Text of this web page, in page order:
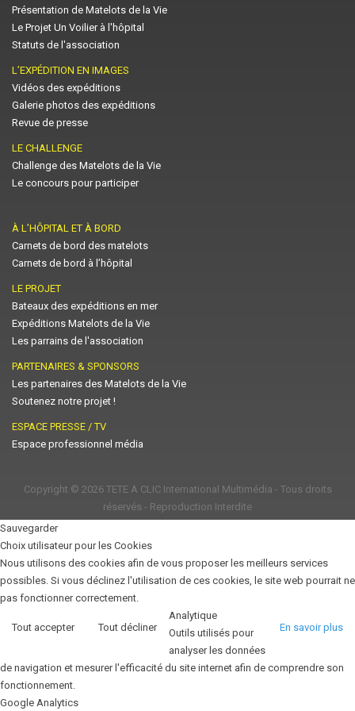
Présentation de Matelots de la Vie
Le Projet Un Voilier à l'hôpital
Statuts de l'association
L’EXPÉDITION EN IMAGES
Vidéos des expéditions
Galerie photos des expéditions
Revue de presse
LE CHALLENGE
Challenge des Matelots de la Vie
Le concours pour participer
À L’HÔPITAL ET À BORD
Carnets de bord des matelots
Carnets de bord à l’hôpital
LE PROJET
Bateaux des expéditions en mer
Expéditions Matelots de la Vie
Les parrains de l'association
PARTENAIRES & SPONSORS
Les partenaires des Matelots de la Vie
Soutenez notre projet !
ESPACE PRESSE / TV
Espace professionnel média
Copyright © 2026 TETE A CLIC International Multimédia - Tous droits
réservés - Reproduction Interdite
Sauvegarder
Choix utilisateur pour les Cookies
Nous utilisons des cookies afin de vous proposer les meilleurs services
possibles. Si vous déclinez l'utilisation de ces cookies, le site web pourrait ne
pas fonctionner correctement.
Tout accepter Tout décliner En savoir plus
Analytique
Outils utilisés pour
analyser les données
de navigation et mesurer l'efficacité du site internet afin de comprendre son
fonctionnement.
Google Analytics